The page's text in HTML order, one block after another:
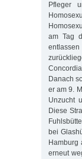
Pfleger
am Tag
Danach
er am 9.
Unzucht
Diese
bei
Hamburg
erneut